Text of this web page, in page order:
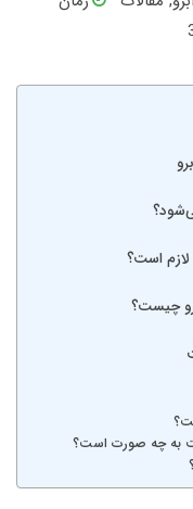
لازم است؟
چیست؟
به چه صورت است؟